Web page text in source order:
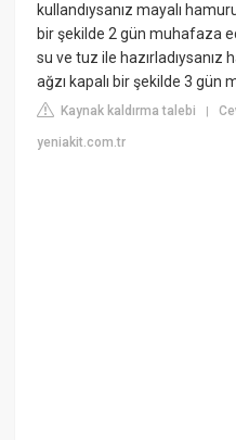
kullandıysanız mayalı
bir şekilde 2 gün muhafaza
su ve tuz ile
ağzı kapalı bir şekilde 3 gün
Kaynak kaldırma talebi |
yeniakit.com.tr